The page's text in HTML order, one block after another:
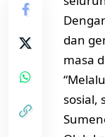
dan
masa
sosial,